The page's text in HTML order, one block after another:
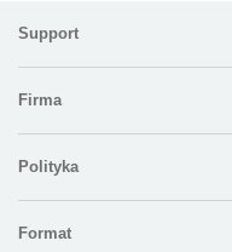
Support
Firma
Polityka
Format